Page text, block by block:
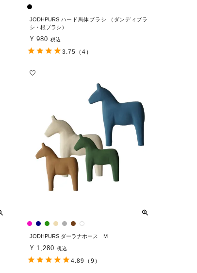
JODHPURS ハード馬体ブラシ （ダンディブラ
シ・根ブラシ）
¥ 980 税込
3.75 （4）
JODHPURS ダーラナホース M
¥ 1,280 税込
4.89 （9）